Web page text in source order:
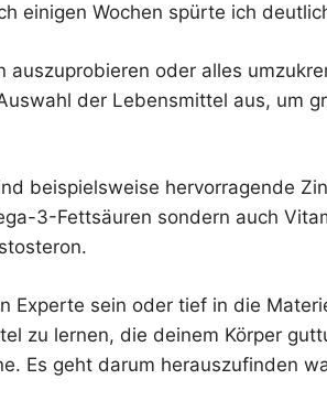
einigen Wochen spürte ich
auszuprobieren oder alles
der Lebensmittel aus, um
beispielsweise hervorragende
3-Fettsäuren sondern auch
Experte sein oder tief in die
zu lernen, die deinem Körper
Es geht darum herauszufinden